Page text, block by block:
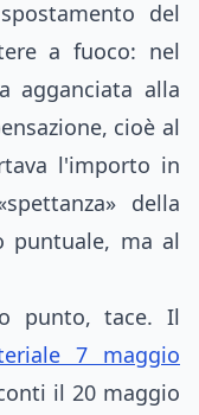
del
a fuoco: nel
agganciata alla
cioè al
l'importo in
della
puntuale, ma al
punto, tace. Il
7 maggio
il 20 maggio